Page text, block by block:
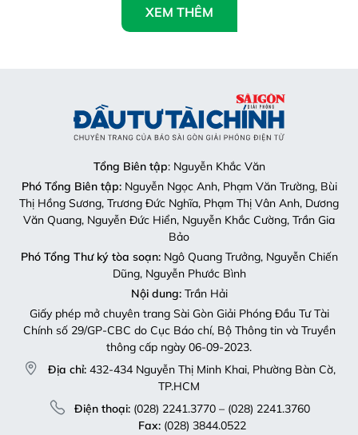
XEM THÊM
Tổng Biên tập: Nguyễn Khắc Văn
Phó Tổng Biên tập:Nguyễn Ngọc Anh, Phạm Văn Trường, Bùi
Thị Hồng Sương, Trương Đức Nghĩa, Phạm Thị Vân Anh, Dương
Văn Quang, Nguyễn Đức Hiển, Nguyễn Khắc Cường, Trần Gia
Bảo
Phó Tổng Thư ký tòa soạn:Ngô Quang Trưởng, Nguyễn Chiến
Dũng, Nguyễn Phước Bình
Nội dung:Trần Hải
Giấy phép mở chuyên trang Sài Gòn Giải Phóng Đầu Tư Tài
Chính số 29/GP-CBC do Cục Báo chí, Bộ Thông tin và Truyền
thông cấp ngày 06-09-2023.
Địa chỉ: 432-434 Nguyễn Thị Minh Khai, Phường Bàn Cờ,
TP.HCM
Điện thoại:(028) 2241.3770 – (028) 2241.3760
Fax:(028) 3844.0522